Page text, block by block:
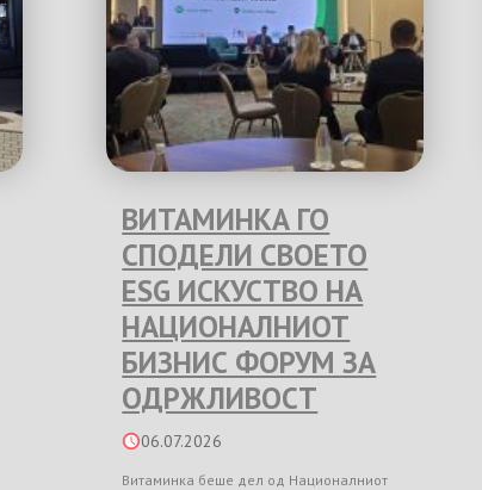
ВИТАМИНКА ГО
СПОДЕЛИ СВОЕТО
ESG ИСКУСТВО НА
НАЦИОНАЛНИОТ
БИЗНИС ФОРУМ ЗА
ОДРЖЛИВОСТ
06.07.2026
Витаминка беше дел од Националниот